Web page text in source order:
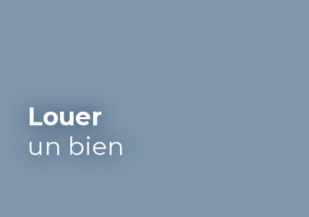
Louer
un bien